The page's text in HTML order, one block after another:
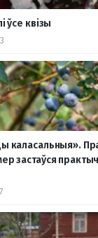
ўсе квізы
каласальныя».
застаўся